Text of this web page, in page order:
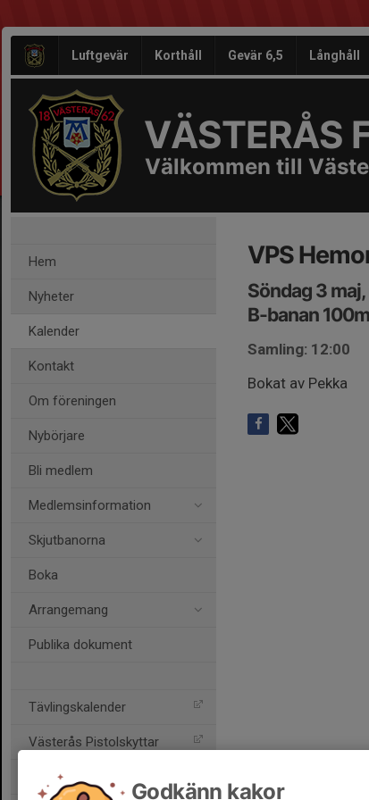
Luftgevär Korthåll Gevär 6,5 Långhåll
VÄSTERÅS
Välkommen till
Hem
Nyheter
Kalender
Kontakt
Om föreningen
Nybörjare
Bli medlem
Medlemsinformation
Skjutbanorna
Boka
Arrangemang
Publika dokument
Tävlingskalender
Västerås Pistolskyttar
Skultuna Skytteförening
VPS
Söndag 3
B-banan 100m
Samling: 12:00
Bokat av Pekka
Godkänn kakor